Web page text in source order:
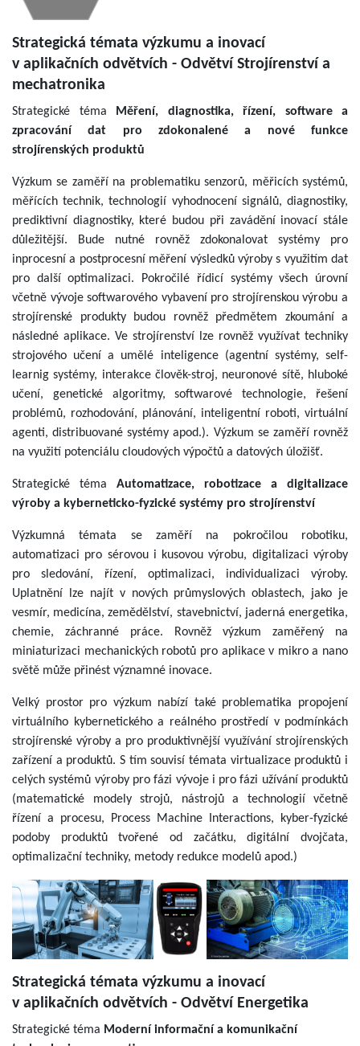
Strategická témata výzkumu a inovací
v aplikačních odvětvích - Odvětví Strojírenství a
mechatronika
Strategické téma
Měření, diagnostika, řízení, software a
zpracování dat pro zdokonalené a nové funkce
strojírenských produktů
Výzkum se zaměří na problematiku senzorů, měřicích systémů,
měřících technik, technologií vyhodnocení signálů, diagnostiky,
prediktivní diagnostiky, které budou při zavádění inovací stále
důležitější. Bude nutné rovněž zdokonalovat systémy pro
inprocesní a postprocesní měření výsledků výroby s využitím dat
pro další optimalizaci. Pokročilé řídicí systémy všech úrovní
včetně vývoje softwarového vybavení pro strojírenskou výrobu a
strojírenské produkty budou rovněž předmětem zkoumání a
následné aplikace. Ve strojírenství lze rovněž využívat techniky
strojového učení a umělé inteligence (agentní systémy, self-
learnig systémy, interakce člověk-stroj, neuronové sítě, hluboké
učení, genetické algoritmy, softwarové technologie, řešení
problémů, rozhodování, plánování, inteligentní roboti, virtuální
agenti, distribuované systémy apod.). Výzkum se zaměří rovněž
na využití potenciálu cloudových výpočtů a datových úložišť.
Strategické téma Automatizace, robotizace a digitalizace
výroby a kyberneticko-fyzické systémy pro strojírenství
Výzkumná témata se zaměří na pokročilou robotiku,
automatizaci pro sérovou i kusovou výrobu, digitalizaci výroby
pro sledování, řízení, optimalizaci, individualizaci výroby.
Uplatnění lze najít v nových průmyslových oblastech, jako je
vesmír, medicína, zemědělství, stavebnictví, jaderná energetika,
chemie, záchranné práce. Rovněž výzkum zaměřený na
miniaturizaci mechanických robotů pro aplikace v mikro a nano
světě může přinést významné inovace.
Velký prostor pro výzkum nabízí také problematika propojení
virtuálního kybernetického a reálného prostředí v podmínkách
strojírenské výroby a pro produktivnější využívání strojírenských
zařízení a produktů. S tím souvisí témata virtualizace produktů i
celých systémů výroby pro fázi vývoje i pro fázi užívání produktů
(matematické modely strojů, nástrojů a technologií včetně
řízení a procesu, Process Machine Interactions, kyber-fyzické
podoby produktů tvořené od začátku, digitální dvojčata,
optimalizační techniky, metody redukce modelů apod.)
Strategická témata výzkumu a inovací
v aplikačních odvětvích - Odvětví Energetika
Strategické téma Moderní informační a komunikační